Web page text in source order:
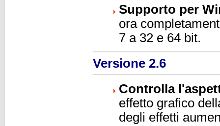
Supporto per
ora
7 a 32 e 64 bit.
Versione 2.6
Controlla
effetto grafico
degli effetti